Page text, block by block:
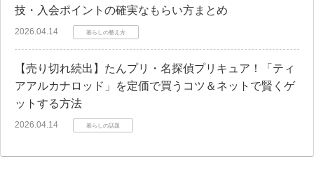
技・入会ポイントの確実なもらい方まとめ
2026.04.14 暮らしの整え方
【売り切れ続出】たんプリ・名探偵プリキュア！「ティ
アアルカナロッド」を定価で買うコツ＆ネットで賢くゲ
ットする方法
2026.04.14 暮らしの話題